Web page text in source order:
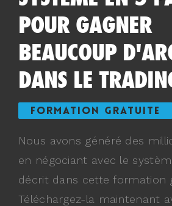
POUR GAGNER
BEAUCOUP
DANS LE
FORMATION GRATUITE
Nous avons généré des
en négociant avec le
décrit dans cette formation
Téléchargez-la maintenant